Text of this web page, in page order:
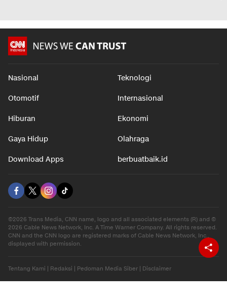
Nasional Teknologi
Otomotif Internasional
Hiburan Ekonomi
Gaya Hidup Olahraga
Download Apps berbuatbaik.id
©2026 Trans Media, CNN name, logo and all associated elements (R) and ©
2026 Cable News Network, Inc. A Time Warner Company. All rights reserved.
CNN and the CNN logo are registered marks of Cable News Network, Inc.,
displayed with permission.
Tentang Kami Redaksi Pedoman Media Siber Disclaimer